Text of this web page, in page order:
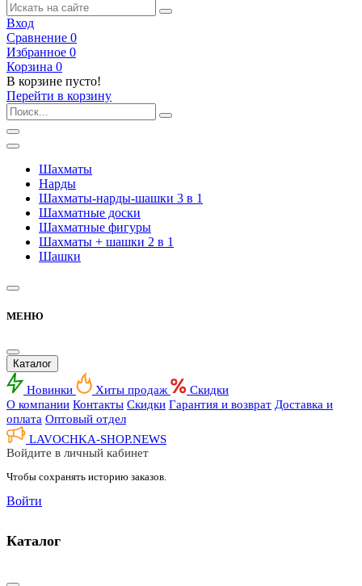
Вход
Сравнение 0
Избранное 0
Корзина 0
В корзине пусто!
Перейти в корзину
Шахматы
Нарды
Шахматы-нарды-шашки 3 в 1
Шахматные доски
Шахматные фигуры
Шахматы + шашки 2 в 1
Шашки
МЕНЮ
Каталог
Новинки Хиты продаж
Скидки
О компании Контакты Скидки Гарантия и возврат Доставка и
оплата Оптовый отдел
LAVOCHKA-SHOP.NEWS
Войдите в личный кабинет
Чтобы сохранять историю заказов.
Войти
Каталог